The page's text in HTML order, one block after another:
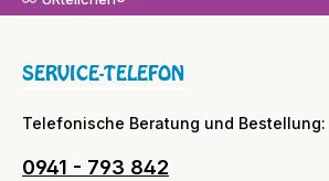
SERVICE-TELEFON
Telefonische Beratung und Bestellung:
0941 - 793 842